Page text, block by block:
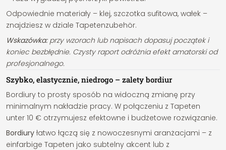
Odpowiednie materiały – klej, szczotka sufitowa, wałek –
znajdziesz w dziale Tapetenzubehör.
Wskazówka:przy wzorach lub napisach dopasuj początek i
koniec bezbłędnie. Czysty raport odróżnia efekt amatorski od
profesjonalnego.
Szybko, elastycznie, niedrogo – zalety bordiur
Bordiury to prosty sposób na widoczną zmianę przy
minimalnym nakładzie pracy. W połączeniu z Tapeten
unter 10 € otrzymujesz efektowne i budżetowe rozwiązanie.
Bordiury łatwo łączą się z nowoczesnymi aranżacjami – z
einfarbige Tapeten jako subtelny akcent lub z